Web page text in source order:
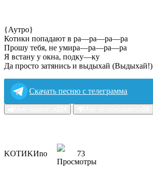
{Аутро}
Котики попадают в ра—ра—ра—ра
Прошу тебя, не умира—ра—ра—ра
Я встану у окна, подку—ку
Да просто затянись и выдыхай (Выдыхай!)
Скачать песню с телеграмма
KOTИKИno 73